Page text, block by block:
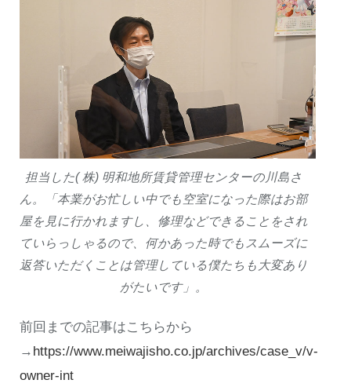
担当した( 株) 明和地所賃貸管理センターの川島さ
ん。「本業がお忙しい中でも空室になった際はお部
屋を見に行かれますし、修理などできることをされ
ていらっしゃるので、何かあった時でもスムーズに
返答いただくことは管理している僕たちも大変あり
がたいです」。
前回までの記事はこちらから
→ https://www.meiwajisho.co.jp/archives/case_v/v-
owner-int